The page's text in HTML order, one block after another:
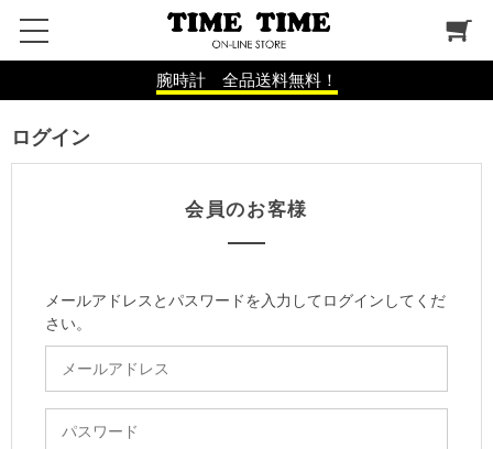
腕時計 全品送料無料！
ログイン
会員のお客様
メールアドレスとパスワードを入力してログインしてくだ
さい。